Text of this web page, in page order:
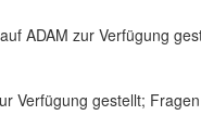
ADAM zur Verfügung
Verfügung gestellt;